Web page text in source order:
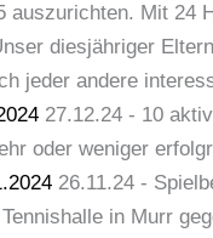
Mit 24
diesjähriger
jeder andere
27.12.24 - 10
oder weniger
26.11.24 -
in Murr